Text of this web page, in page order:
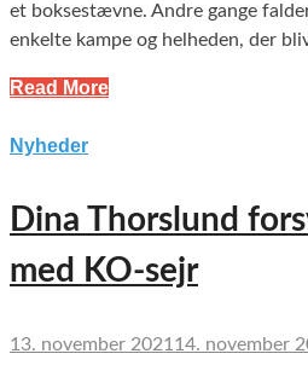
et boksestævne. Andre gange
enkelte kampe og helheden, der
Read More
Nyheder
Dina Thorslund
med KO-sejr
13. november 202114. november